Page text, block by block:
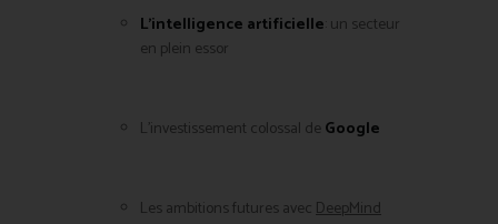
L’intelligence artificielle : un secteur
en plein essor
L’investissement colossal de Google
Les ambitions futures avec DeepMind